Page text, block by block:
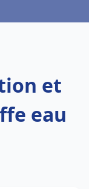
et
eau